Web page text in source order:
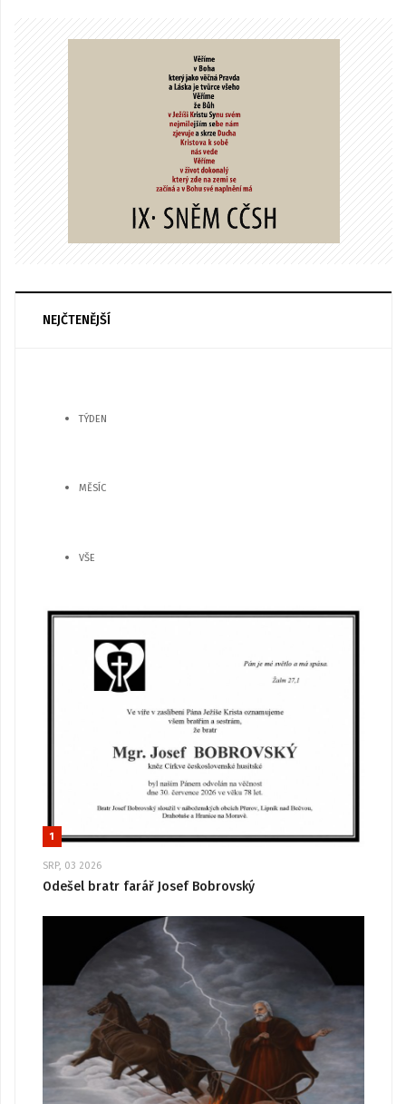
NEJČTENĚJŠÍ
TÝDEN
MĚSÍC
VŠE
1
SRP, 03 2026
Odešel bratr farář Josef Bobrovský